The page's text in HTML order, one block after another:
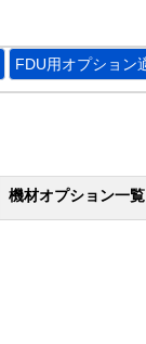
FDU用オプション
機材オプション一覧